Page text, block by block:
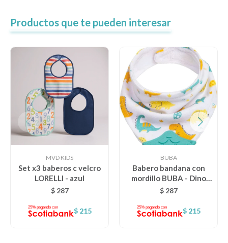
Productos que te pueden interesar
MVD KIDS
Set x3 baberos c velcro
LORELLI - azul
$ 287
$ 215
BUBA
Babero bandana con
mordillo BUBA - Dino
verde
$ 287
$ 215
Contacto
Local MVD Kids